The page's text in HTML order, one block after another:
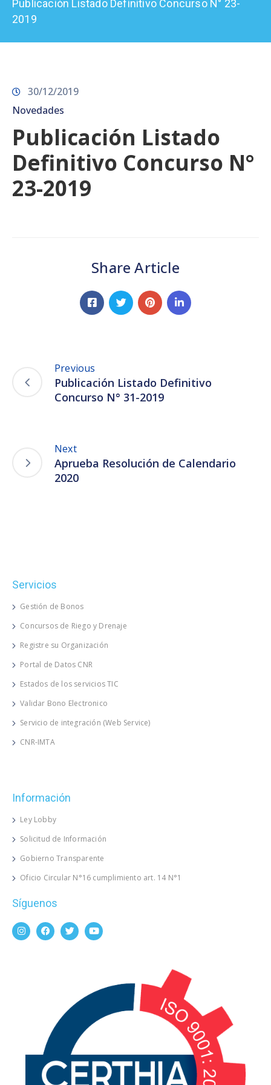
Prensa
Publicación Listado Definitivo Concurso N° 23-
2019
30/12/2019
Novedades
Publicación Listado
Definitivo Concurso N°
23-2019
Share Article
Previous
Publicación Listado Definitivo
Concurso N° 31-2019
Next
Aprueba Resolución de Calendario
2020
Servicios
Gestión de Bonos
Concursos de Riego y Drenaje
Registre su Organización
Portal de Datos CNR
Estados de los servicios TIC
Validar Bono Electronico
Servicio de integración (Web Service)
CNR-IMTA
Información
Ley Lobby
Solicitud de Información
Gobierno Transparente
Oficio Circular N°16 cumplimiento art. 14 N°1
Síguenos